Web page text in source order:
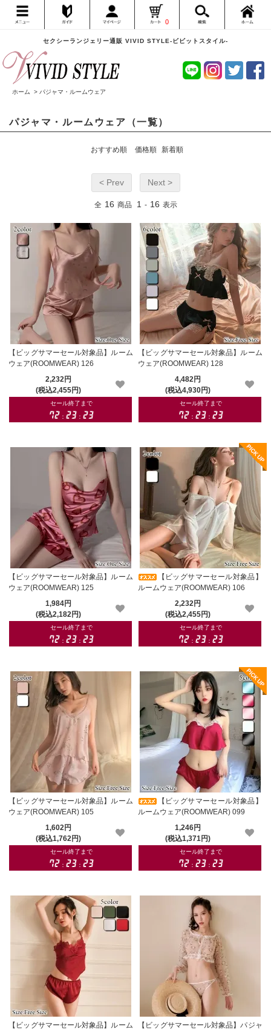
セクシーランジェリー通販 VIVID STYLE-ビビットスタイル-
0
ホーム > パジャマ・ルームウェア
パジャマ・ルームウェア（一覧）
おすすめ順 価格順 新着順
< Prev Next >
全 16 商品 1 - 16 表示
【ビッグサマーセール対象品】ルーム
ウェア(ROOMWEAR) 126
2,232円
(税込2,455円)
【ビッグサマーセール対象品】ルーム
ウェア(ROOMWEAR) 128
4,482円
(税込4,930円)
【ビッグサマーセール対象品】ルーム
ウェア(ROOMWEAR) 125
1,984円
(税込2,182円)
【ビッグサマーセール対象品】
ルームウェア(ROOMWEAR) 106
2,232円
(税込2,455円)
【ビッグサマーセール対象品】ルーム
ウェア(ROOMWEAR) 105
1,602円
(税込1,762円)
【ビッグサマーセール対象品】
ルームウェア(ROOMWEAR) 099
1,246円
(税込1,371円)
【ビッグサマーセール対象品】ルーム
【ビッグサマーセール対象品】パジャ